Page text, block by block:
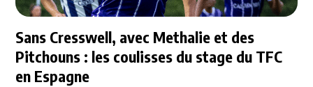
Sans Cresswell, avec Methalie et des
Pitchouns : les coulisses du stage du TFC
en Espagne